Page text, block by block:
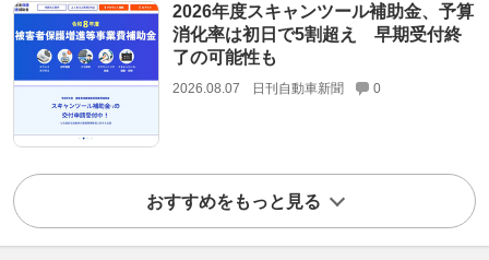
2026年度スキャンツール補助金、予算
消化率は初日で5割超え 早期受付終
了の可能性も
2026.08.07 日刊自動車新聞 0
おすすめをもっと見る